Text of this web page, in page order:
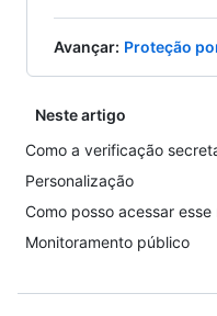
Avançar: Proteção
Neste artigo
Como a verificação
Personalização
Como posso acessar esse
Monitoramento público